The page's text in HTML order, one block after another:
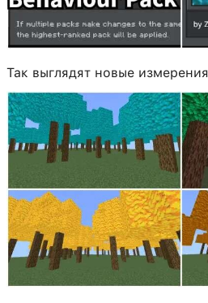
Так выглядят новые